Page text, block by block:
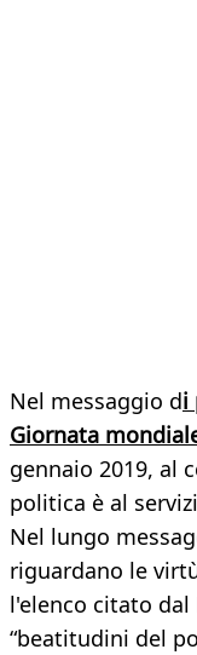
Nel messaggio di
Giornata
gennaio 2019, al
politica è al
Nel lungo
riguardano le
l'elenco citato dal
“beatitudini del